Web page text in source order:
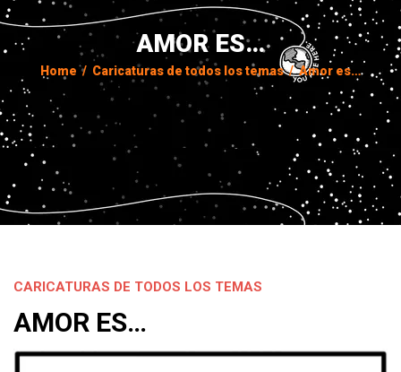
AMOR ES…
Home / Caricaturas de todos los temas / Amor es…
CARICATURAS DE TODOS LOS TEMAS
AMOR ES…